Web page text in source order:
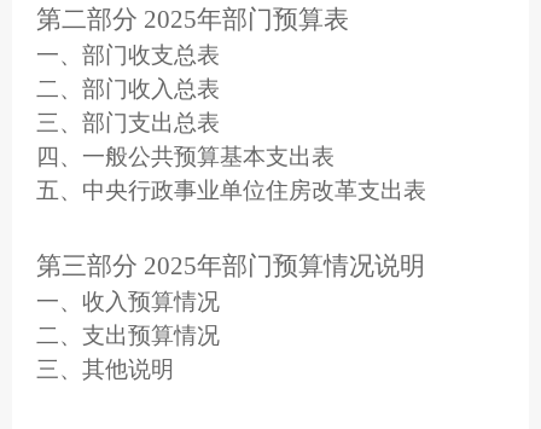
第二部分 2025年部门预算表
一、部门收支总表
二、部门收入总表
三、部门支出总表
四、一般公共预算基本支出表
五、中央行政事业单位住房改革支出表
第三部分 2025年部门预算情况说明
一、收入预算情况
二、支出预算情况
三、其他说明